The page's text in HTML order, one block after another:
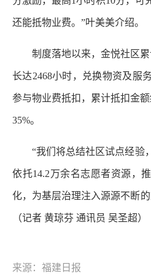
还能抵物业费。”叶美美介绍。
制度落地以来，金悦社区累
长达2468小时，兑换物资及服
参与物业费抵扣，累计抵扣金
35%。
“我们将总结社区试点经验，
依托14.2万余名志愿者资源，
化，为基层治理注入源源不断
（记者 黄琼芬 通讯员 吴圣超）
来源：福建日报